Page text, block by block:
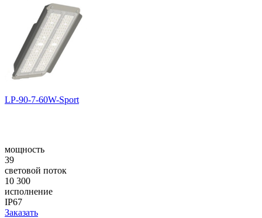
LP-90-7-60W-Sport
мощность
39
световой поток
10 300
исполнение
IP67
Заказать